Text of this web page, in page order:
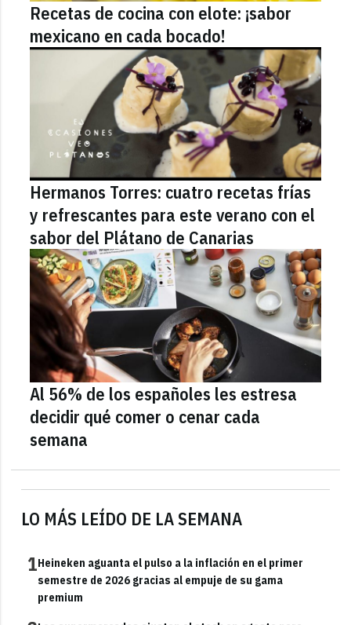
LO MÁS LEÍDO DE LA SEMANA
1Heineken aguanta el pulso a la inflación en el primer
semestre de 2026 gracias al empuje de su gama
premium
Recetas de cocina con elote: ¡sabor
mexicano en cada bocado!
Hermanos Torres: cuatro recetas frías
y refrescantes para este verano con el
sabor del Plátano de Canarias
Al 56% de los españoles les estresa
decidir qué comer o cenar cada
semana